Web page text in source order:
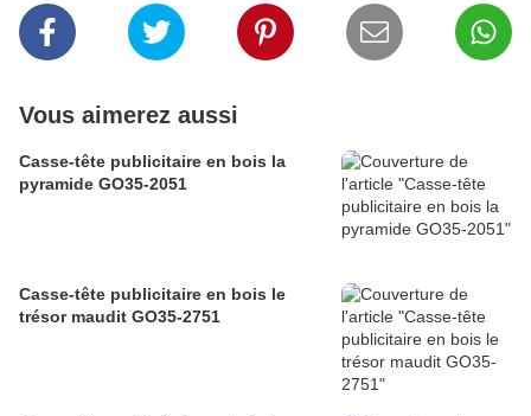
Vous aimerez aussi
Casse-tête publicitaire en bois la
pyramide GO35-2051
Casse-tête publicitaire en bois le
trésor maudit GO35-2751